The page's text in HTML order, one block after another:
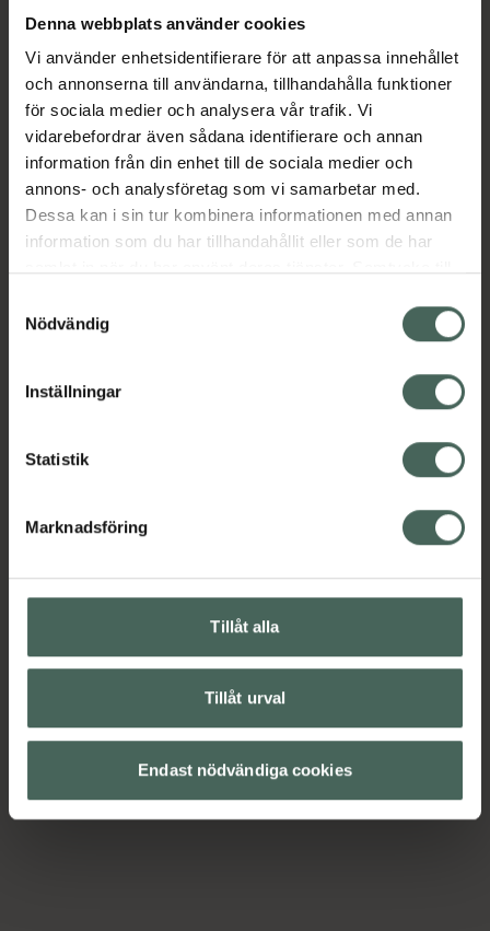
Denna webbplats använder cookies
Vi använder enhetsidentifierare för att anpassa innehållet
och annonserna till användarna, tillhandahålla funktioner
för sociala medier och analysera vår trafik. Vi
vidarebefordrar även sådana identifierare och annan
information från din enhet till de sociala medier och
annons- och analysföretag som vi samarbetar med.
Dessa kan i sin tur kombinera informationen med annan
information som du har tillhandahållit eller som de har
återkalla ditt samtycke via webbplatsens
cookieinställningar. Ett återkallat samtycke påverkar inte
lagligheten av behandling som skett innan återkallelsen.
Nödvändig
Inställningar
Statistik
Marknadsföring
Tillåt alla
Tillåt urval
Endast nödvändiga cookies